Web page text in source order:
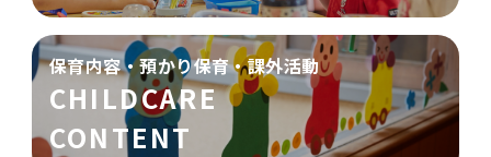
保育内容・預かり保育・課外活動
CHILDCARE
CONTENT